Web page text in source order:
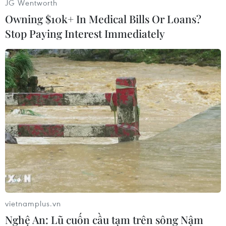
#Lâm Đồng #lũ cuốn #4 du khách
#Hàn Quốc
#Quảng Bình
#động đất
#kỳ họp thứ 6
#quốc hội XV
#Covid-19 #Israel #Hamas
JG Wentworth
Owning $10k+ In Medical Bills Or Loans?
Stop Paying Interest Immediately
vietnamplus.vn
Nghệ An: Lũ cuốn cầu tạm trên sông Nậm